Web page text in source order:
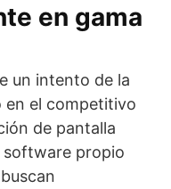
en gama
un intento de la
en el competitivo
de pantalla
software propio